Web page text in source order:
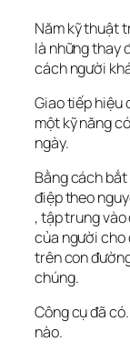
Năm kỹ thuật
là những thay
cách người
Giao tiếp hiệu
một kỹ năng
ngày.
Bằng cách
điệp theo
, tập trung
của người cho
trên con
chúng.
Công cụ đã
nào.